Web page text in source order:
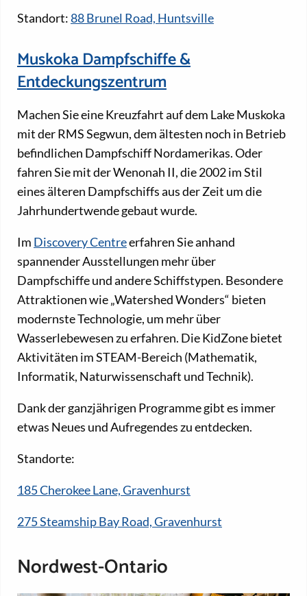
Standort:88 Brunel Road, Huntsville
Muskoka Dampfschiffe &
Entdeckungszentrum
Machen Sie eine Kreuzfahrt auf dem Lake Muskoka
mit der RMS Segwun, dem ältesten noch in Betrieb
befindlichen Dampfschiff Nordamerikas. Oder
fahren Sie mit der Wenonah II, die 2002 im Stil
eines älteren Dampfschiffs aus der Zeit um die
Jahrhundertwende gebaut wurde.
Im Discovery Centreerfahren Sie anhand
spannender Ausstellungen mehr über
Dampfschiffe und andere Schiffstypen. Besondere
Attraktionen wie „Watershed Wonders“ bieten
modernste Technologie, um mehr über
Wasserlebewesen zu erfahren. Die KidZone bietet
Aktivitäten im STEAM-Bereich (Mathematik,
Informatik, Naturwissenschaft und Technik).
Dank der ganzjährigen Programme gibt es immer
etwas Neues und Aufregendes zu entdecken.
Standorte:
185 Cherokee Lane, Gravenhurst
275 Steamship Bay Road, Gravenhurst
Nordwest-Ontario